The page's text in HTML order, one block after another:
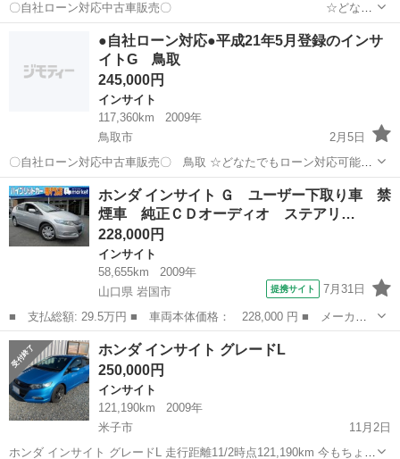
〇自社ローン対応中古車販売〇 ☆どなた
でもローン対応可能☆ １、勤続年数の短い方や自営業
の方 ２、パートをされる主婦の方や派遣社員の方 ３、自己破産等をさ
れた方やローンが...
インサイト 車両
●自社ローン対応●平成21年5月登録のインサ
イトG 鳥取
245,000円
インサイト
117,360km
2009年
鳥取市
2月5日
〇自社ローン対応中古車販売〇 鳥取 ☆どなたでもローン対応可能
☆ １、勤続年数の短い方や自営業の方 ２、パートを
される主婦の方や派遣社員の方 ３、自己破産等をされた方やローンが
組めない方 ４、他...
鳥取 鳥取市 インサイト 車両
ホンダ インサイト Ｇ ユーザー下取り車 禁
煙車 純正ＣＤオーディオ ステアリ…
228,000円
インサイト
58,655km
2009年
山口県 岩国市
提携サイト 7月31日
■ 支払総額: 29.5万円 ■ 車両本体価格： 228,000 円 ■ メーカー
名： ホンダ ■ 車種名： インサイト ■ グレード名： Ｇ ユー
ザー下取り車 禁煙車 純正ＣＤオーディオ ステアリングリモコ
ン オートＡＣ...
山口 岩国市 インサイト
ホンダ インサイト グレードL
250,000円
インサイト
121,190km
2009年
米子市
11月2日
ホンダ インサイト グレードL 走行距離11/2時点121,190km 今もちょこ